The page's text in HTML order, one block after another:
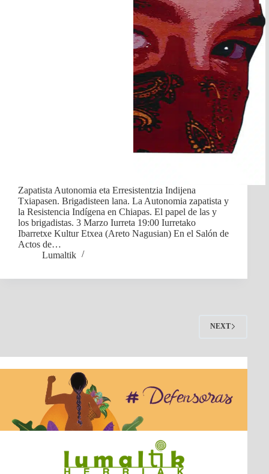
Zapatista Autonomia eta Erresistentzia Indijena
Txiapasen. Brigadisteen lana. La Autonomia zapatista y
la Resistencia Indígena en Chiapas. El papel de las y
los brigadistas. 3 Marzo Iurreta 19:00 Iurretako
Ibarretxe Kultur Etxea (Areto Nagusian) En el Salón de
Actos de…
Lumaltik
NEXT